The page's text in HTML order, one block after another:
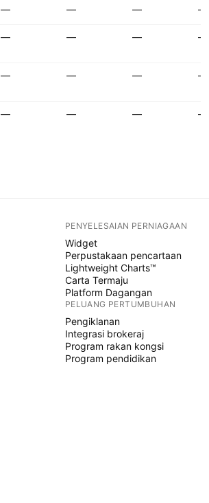
— — — —
— — — —
— — — —
— — — —
PENYELESAIAN PERNIAGAAN
Widget
Perpustakaan pencartaan
Lightweight Charts™
Carta Termaju
Platform Dagangan
PELUANG PERTUMBUHAN
Pengiklanan
Integrasi brokeraj
Program rakan kongsi
Program pendidikan